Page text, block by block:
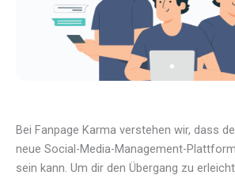
Bei Fanpage Karma verstehen wir, dass
neue Social-Media-Management-
sein kann. Um dir den Übergang zu